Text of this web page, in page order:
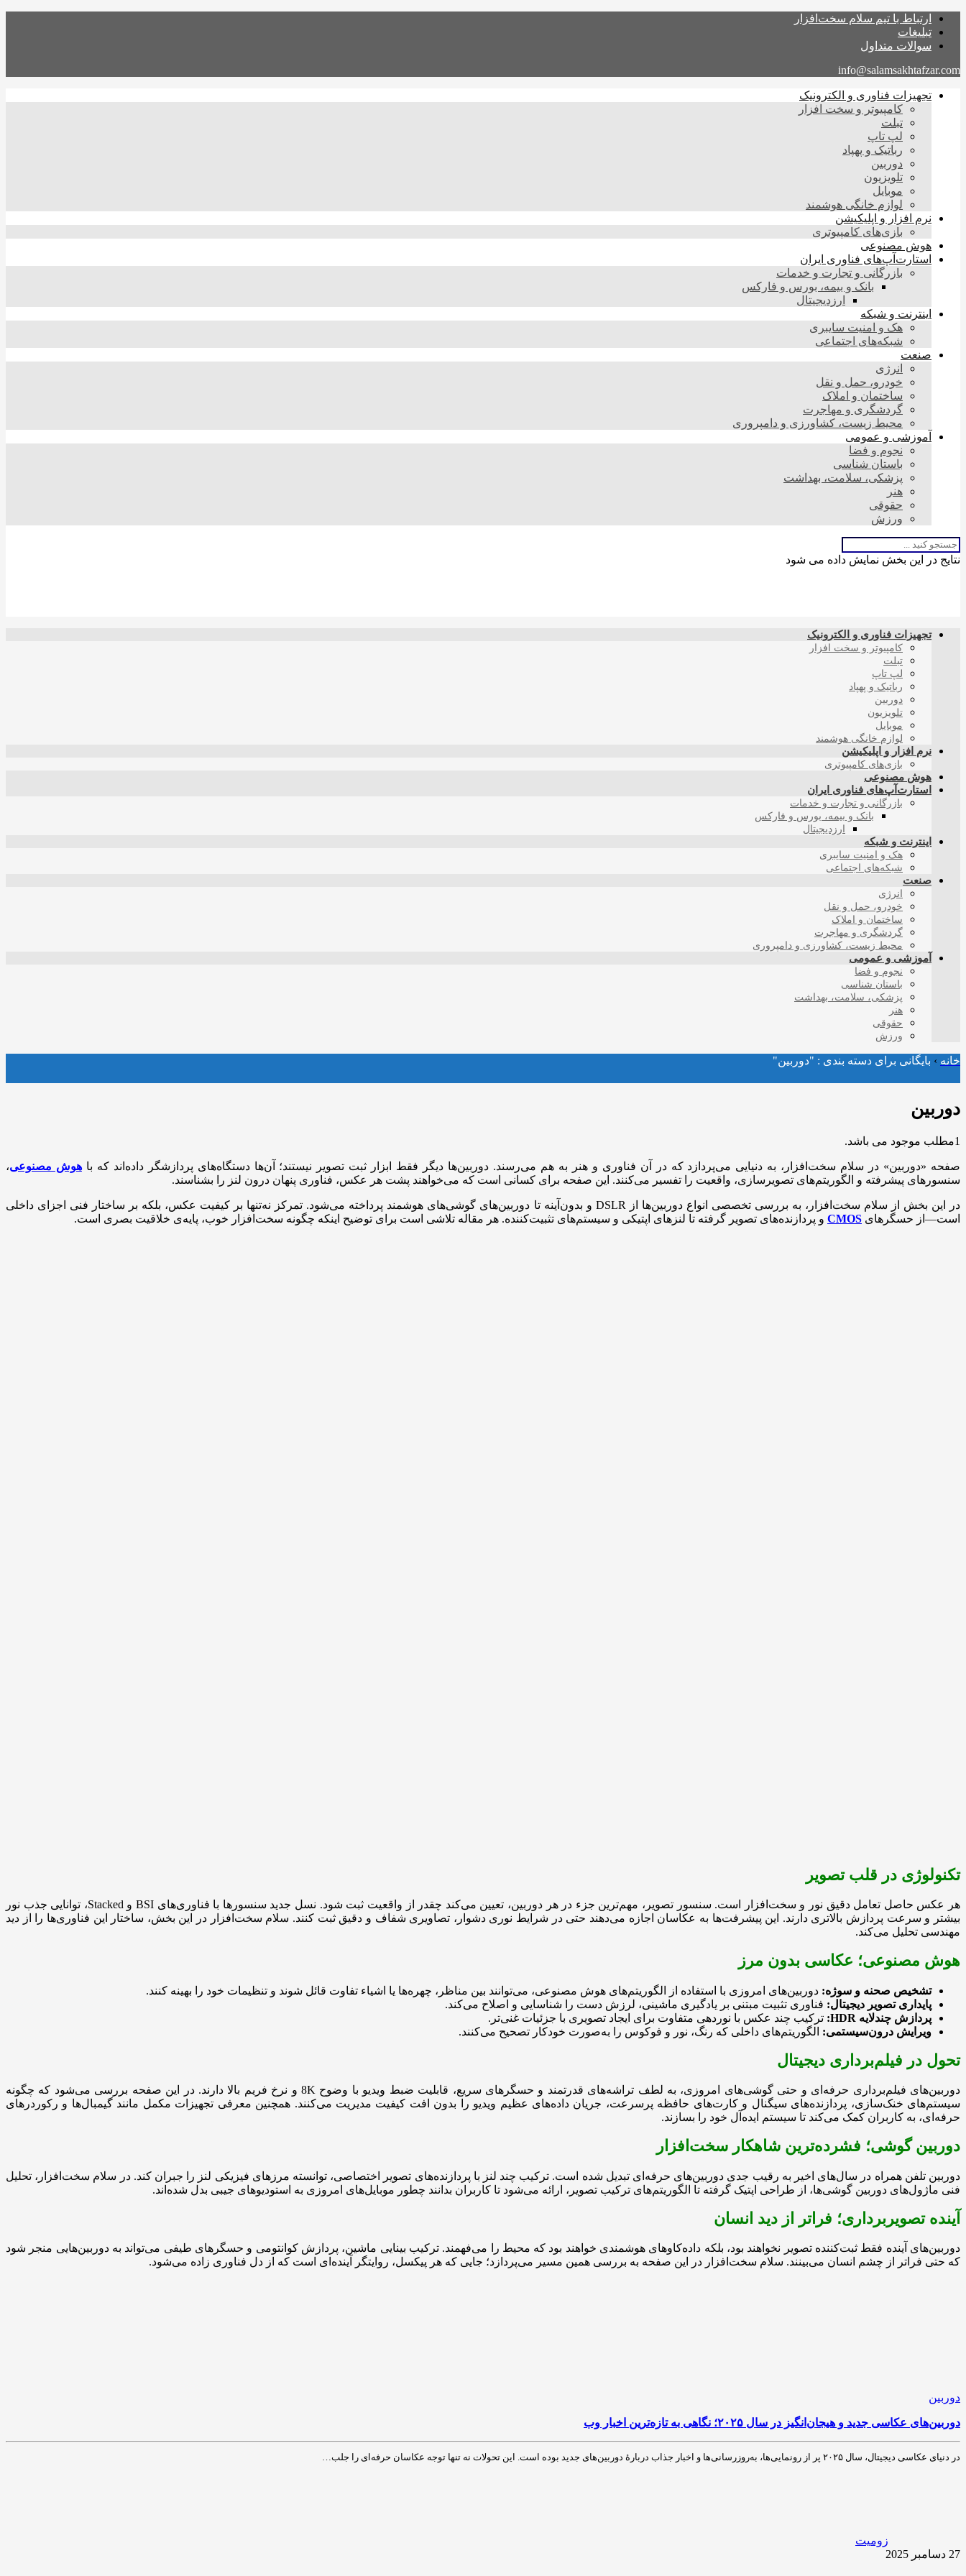
ارتباط با تیم سلام سخت‌افزار
تبلیغات
سوالات متداول
info@salamsakhtafzar.com
تجهیزات فناوری و الکترونیک
کامپیوتر و سخت افزار
تبلت
لپ تاپ
رباتیک و پهپاد
دوربین
تلویزیون
موبایل
لوازم خانگی هوشمند
نرم افزار و اپلیکیشن
بازی‌های کامپیوتری
هوش مصنوعی
استارت‌آپ‌های فناوری ایران
بازرگانی و تجارت و خدمات
بانک و بیمه، بورس و فارکس
ارزدیجیتال
اینترنت و شبکه
هک و امنیت سایبری
شبکه‌های اجتماعی
صنعت
انرژی
خودرو، حمل و نقل
ساختمان و املاک
گردشگری و مهاجرت
محیط زیست، کشاورزی و دامپروری
آموزشی و عمومی
نجوم و فضا
باستان شناسی
پزشکی، سلامت، بهداشت
هنر
حقوقی
ورزش
نتایج در این بخش نمایش داده می شود
تجهیزات فناوری و الکترونیک
کامپیوتر و سخت افزار
تبلت
لپ تاپ
رباتیک و پهپاد
دوربین
تلویزیون
موبایل
لوازم خانگی هوشمند
نرم افزار و اپلیکیشن
بازی‌های کامپیوتری
هوش مصنوعی
استارت‌آپ‌های فناوری ایران
بازرگانی و تجارت و خدمات
بانک و بیمه، بورس و فارکس
ارزدیجیتال
اینترنت و شبکه
هک و امنیت سایبری
شبکه‌های اجتماعی
صنعت
انرژی
خودرو، حمل و نقل
ساختمان و املاک
گردشگری و مهاجرت
محیط زیست، کشاورزی و دامپروری
آموزشی و عمومی
نجوم و فضا
باستان شناسی
پزشکی، سلامت، بهداشت
هنر
حقوقی
ورزش
خانه › بایگانی برای دسته بندی : "دوربین"
دوربین
1مطلب موجود می باشد.
صفحه «دوربین» در سلام سخت‌افزار، به دنیایی می‌پردازد که در آن فناوری و هنر به هم می‌رسند. دوربین‌ها دیگر فقط ابزار ثبت تصویر نیستند؛ آن‌ها دستگاه‌های پردازشگر داده‌اند که باهوش مصنوعی،
سنسورهای پیشرفته و الگوریتم‌های تصویرسازی، واقعیت را تفسیر می‌کنند. این صفحه برای کسانی است که می‌خواهند پشت هر عکس، فناوری پنهان درون لنز را بشناسند.
در این بخش از سلام سخت‌افزار، به بررسی تخصصی انواع دوربین‌ها از DSLR و بدون‌آینه تا دوربین‌های گوشی‌های هوشمند پرداخته می‌شود. تمرکز نه‌تنها بر کیفیت عکس، بلکه بر ساختار فنی اجزای داخلی
است—از حسگرهای CMOS و پردازنده‌های تصویر گرفته تا لنزهای اپتیکی و سیستم‌های تثبیت‌کننده. هر مقاله تلاشی است برای توضیح اینکه چگونه سخت‌افزار خوب، پایه‌ی خلاقیت بصری است.
تکنولوژی در قلب تصویر
هر عکس حاصل تعامل دقیق نور و سخت‌افزار است. سنسور تصویر، مهم‌ترین جزء در هر دوربین، تعیین می‌کند چقدر از واقعیت ثبت شود. نسل جدید سنسورها با فناوری‌های BSI و Stacked، توانایی جذب نور
بیشتر و سرعت پردازش بالاتری دارند. این پیشرفت‌ها به عکاسان اجازه می‌دهند حتی در شرایط نوری دشوار، تصاویری شفاف و دقیق ثبت کنند. سلام سخت‌افزار در این بخش، ساختار این فناوری‌ها را از دید
مهندسی تحلیل می‌کند.
هوش مصنوعی؛ عکاسی بدون مرز
تشخیص صحنه و سوژه: دوربین‌های امروزی با استفاده از الگوریتم‌های هوش مصنوعی، می‌توانند بین مناظر، چهره‌ها یا اشیاء تفاوت قائل شوند و تنظیمات خود را بهینه کنند.
پایداری تصویر دیجیتال: فناوری تثبیت مبتنی بر یادگیری ماشینی، لرزش دست را شناسایی و اصلاح می‌کند.
پردازش چندلایه HDR:
ترکیب چند عکس با نوردهی متفاوت برای ایجاد تصویری با جزئیات غنی‌تر.
ویرایش درون‌سیستمی: الگوریتم‌های داخلی که رنگ، نور و فوکوس را به‌صورت خودکار تصحیح می‌کنند.
تحول در فیلم‌برداری دیجیتال
دوربین‌های فیلم‌برداری حرفه‌ای و حتی گوشی‌های امروزی، به لطف تراشه‌های قدرتمند و حسگرهای سریع، قابلیت ضبط ویدیو با وضوح 8K و نرخ فریم بالا دارند. در این صفحه بررسی می‌شود که چگونه
سیستم‌های خنک‌سازی، پردازنده‌های سیگنال و کارت‌های حافظه پرسرعت، جریان داده‌های عظیم ویدیو را بدون افت کیفیت مدیریت می‌کنند. همچنین معرفی تجهیزات مکمل مانند گیمبال‌ها و رکوردرهای
حرفه‌ای، به کاربران کمک می‌کند تا سیستم ایده‌آل خود را بسازند.
دوربین گوشی؛ فشرده‌ترین شاهکار سخت‌افزار
دوربین تلفن همراه در سال‌های اخیر به رقیب جدی دوربین‌های حرفه‌ای تبدیل شده است. ترکیب چند لنز با پردازنده‌های تصویر اختصاصی، توانسته مرزهای فیزیکی لنز را جبران کند. در سلام سخت‌افزار، تحلیل
فنی ماژول‌های دوربین گوشی‌ها، از طراحی اپتیک گرفته تا الگوریتم‌های ترکیب تصویر، ارائه می‌شود تا کاربران بدانند چطور موبایل‌های امروزی به استودیوهای جیبی بدل شده‌اند.
آینده تصویربرداری؛ فراتر از دید انسان
دوربین‌های آینده فقط ثبت‌کننده تصویر نخواهند بود، بلکه داده‌کاوهای هوشمندی خواهند بود که محیط را می‌فهمند. ترکیب بینایی ماشین، پردازش کوانتومی و حسگرهای طیفی می‌تواند به دوربین‌هایی منجر شود
که حتی فراتر از چشم انسان می‌بینند. سلام سخت‌افزار در این صفحه به بررسی همین مسیر می‌پردازد؛ جایی که هر پیکسل، روایتگر آینده‌ای است که از دل فناوری زاده می‌شود.
دوربین
دوربین‌های عکاسی جدید و هیجان‌انگیز در سال ۲۰۲۵؛ نگاهی به تازه‌ترین اخبار وب
در دنیای عکاسی دیجیتال، سال ۲۰۲۵ پر از رونمایی‌ها، به‌روزرسانی‌ها و اخبار جذاب دربارهٔ دوربین‌های جدید بوده است. این تحولات نه تنها توجه عکاسان حرفه‌ای را جلب…
زومیت
27 دسامبر 2025